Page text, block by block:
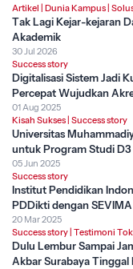
Artikel Dunia Kampus
Tak Lagi Kejar-kejaran
Akademik
30 Jul 2026
Success story
Digitalisasi Sistem Jadi
Percepat Wujudkan
01 Aug 2025
Kisah Sukses Success story
Universitas
untuk Program Studi
05 Jun 2025
Success story
Institut Pendidikan
PDDikti dengan
20 Mar 2025
Success story Testimoni
Dulu Lembur Sampai
Akbar Surabaya Tinggal